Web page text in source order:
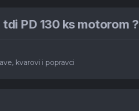
PD 130 ks motorom ?
kvarovi i popravci